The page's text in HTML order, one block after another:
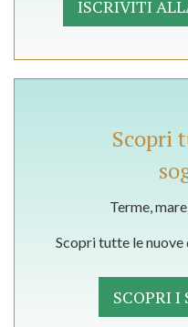
ISCRIVITI
Scopri
Terme,
Scopri tutte le
SCOPRI I